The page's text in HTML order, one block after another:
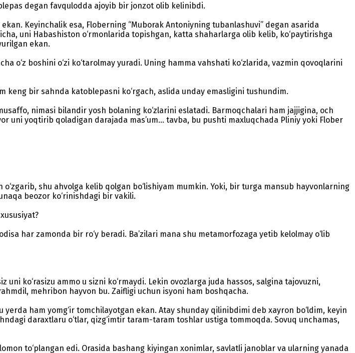
degan favqulodda ajoyib bir jonzot olib kelinibdi.
Keyinchalik esa, Floberning “Muborak Antoniyning tubanlashuvi” degan asarida
uni Habashiston o‘rmonlarida topishgan, katta shaharlarga olib kelib, ko‘paytirishga
ekan.
o‘z boshini o‘zi ko‘tarolmay yuradi. Uning hamma vahshati ko‘zlarida, vazmin qovoqlarini
keng bir sahnda katoblepasni ko‘rgach, aslida unday emasligini tushundim.
nimasi bilandir yosh bolaning ko‘zlarini eslatadi. Barmoqchalari ham jajjigina, och
yoqtirib qoladigan darajada mas’um... tavba, bu pushti maxluqchada Pliniy yoki Flober
shu ahvolga kelib qolgan bo‘lishiyam mumkin. Yoki, bir turga mansub hayvonlarning
beozor ko‘rinishdagi bir vakili.
har zamonda bir ro‘y beradi. Ba’zilari mana shu metamorfozaga yetib kelolmay o‘lib
ko‘rasizu ammo u sizni ko‘rmaydi. Lekin ovozlarga juda hassos, salgina tajovuzni,
mehribon hayvon bu. Zaifligi uchun isyoni ham boshqacha.
ham yomg‘ir tomchilayotgan ekan. Atay shunday qilinibdimi deb xayron bo‘ldim, keyin
daraxtlaru o‘tlar, qizg‘imtir taram-taram toshlar ustiga tommoqda. Sovuq unchamas,
to‘plangan edi. Orasida bashang kiyingan xonimlar, savlatli janoblar va ularning yanada